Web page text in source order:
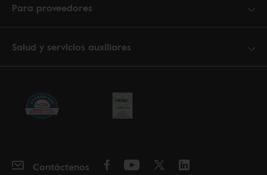
Para proveedores
Salud y servicios auxiliares
Contáctenos